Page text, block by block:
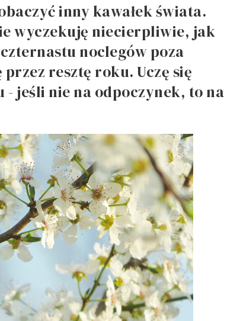
inny kawałek świata.
wyczekuję niecierpliwie, jak
noclegów poza
resztę roku. Uczę się
- jeśli nie na odpoczynek, to na